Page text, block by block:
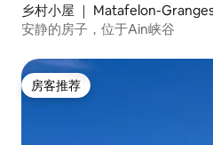
乡村小屋 ｜ Matafelon-
安静的房子，位于Ain峡谷
房客推荐
房客推荐